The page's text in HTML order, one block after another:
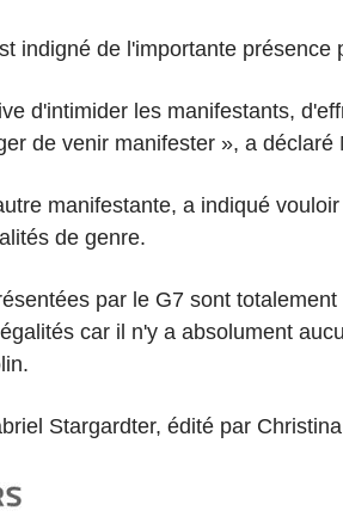
indigné de l'importante présence
d'intimider les manifestants,
de venir manifester », a déclaré
manifestante, a indiqué
de genre.
par le G7 sont
car il n'y a absolument
Stargardter, édité par